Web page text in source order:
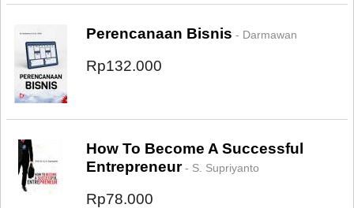
Perencanaan Bisnis - Darmawan
Rp132.000
How To Become A Successful
Entrepreneur- S. Supriyanto
Rp78.000